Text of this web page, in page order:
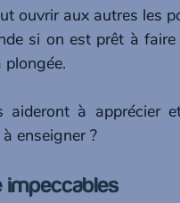
ouvrir aux autres les
si on est prêt à
plongée.
enseigner ?
impeccables